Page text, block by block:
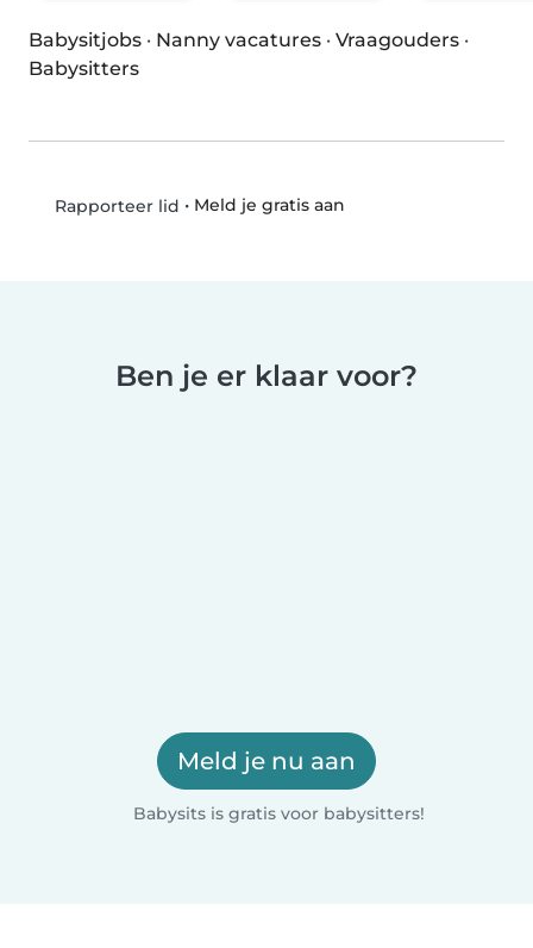
Babysitjobs · Nanny vacatures · Vraagouders ·
Babysitters
Rapporteer lid • Meld je gratis aan
Ben je er klaar voor?
Meld je nu aan
Babysits is gratis voor babysitters!